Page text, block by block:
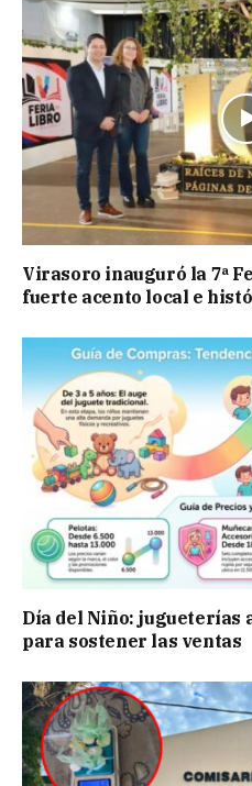
Virasoro inauguró la 7ª
fuerte acento local e
Día del Niño: jugueterías
para sostener las ventas